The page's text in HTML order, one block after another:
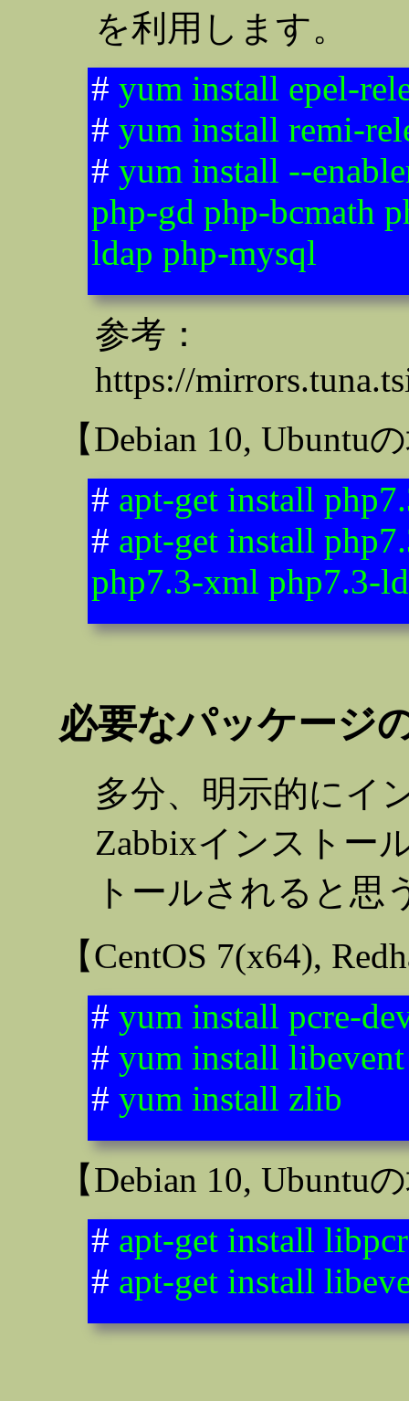
を利用します。
# yum install epel-
# yum install remi-
# yum install --
php-gd php-bcmath
ldap php-mysql
参考：
https://
【Debian 10, Ubuntu
# apt-get install
# apt-get install
php7.3-xml php7.3-
必要なパッケージ
多分、明示的にイ
Zabbixインストー
トールされると思
【CentOS 7(x64),
# yum install pcre-
# yum install libevent
# yum install zlib
【Debian 10, Ubuntu
# apt-get install
# apt-get install